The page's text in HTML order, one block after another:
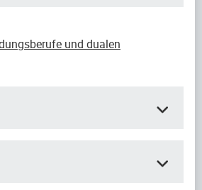
und dualen